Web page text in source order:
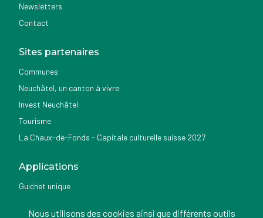
Newsletters
Contact
Sites partenaires
Communes
Neuchâtel, un canton à vivre
Invest Neuchâtel
Tourisme
La Chaux-de-Fonds - Capitale culturelle suisse 2027
Applications
Guichet unique
Nous utilisons des cookies ainsi que différents outils